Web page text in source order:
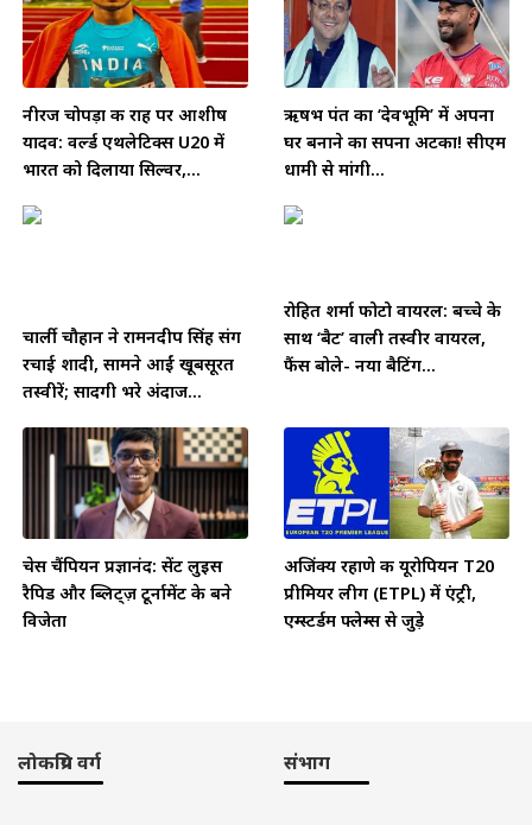
नीरज चोपड़ा की राह पर आशीष
यादव: वर्ल्ड एथलेटिक्स U20 में
भारत को दिलाया सिल्वर,...
ऋषभ पंत का ‘देवभूमि’ में अपना
घर बनाने का सपना अटका! सीएम
धामी से मांगी...
चार्ली चौहान ने रामनदीप सिंह संग
रचाई शादी, सामने आईं खूबसूरत
तस्वीरें; सादगी भरे अंदाज...
रोहित शर्मा फोटो वायरल: बच्चे के
साथ ‘बैट’ वाली तस्वीर वायरल,
फैंस बोले- नया बैटिंग...
चेस चैंपियन प्रज्ञानंद: सेंट लुइस
रैपिड और ब्लिट्ज़ टूर्नामेंट के बने
विजेता
अजिंक्य रहाणे की यूरोपियन T20
प्रीमियर लीग (ETPL) में एंट्री,
एम्स्टर्डम फ्लेम्स से जुड़े
लोकप्रिय वर्ग संभाग